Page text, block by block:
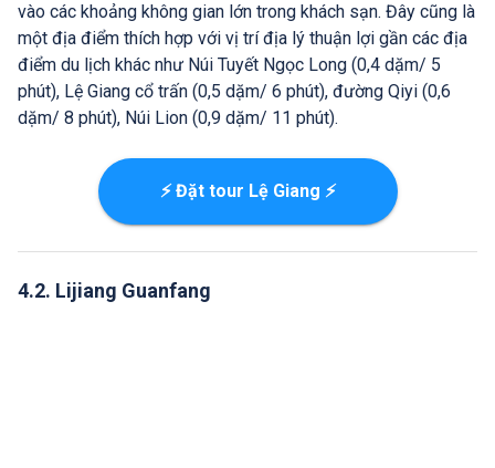
vào các khoảng không gian lớn trong khách sạn. Đây cũng là
một địa điểm thích hợp với vị trí địa lý thuận lợi gần các địa
điểm du lịch khác như Núi Tuyết Ngọc Long (0,4 dặm/ 5
phút), Lệ Giang cổ trấn (0,5 dặm/ 6 phút), đường Qiyi (0,6
dặm/ 8 phút), Núi Lion (0,9 dặm/ 11 phút).
⚡ Đặt tour Lệ Giang ⚡
4.2. Lijiang Guanfang